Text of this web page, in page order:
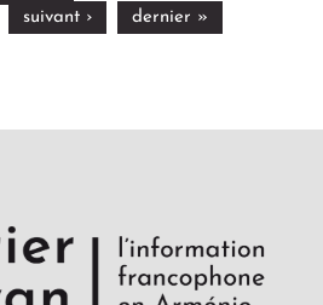
suivant › dernier »